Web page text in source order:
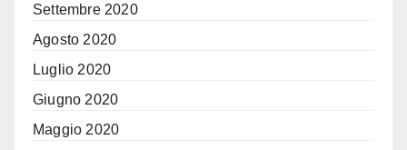
Settembre 2020
Agosto 2020
Luglio 2020
Giugno 2020
Maggio 2020